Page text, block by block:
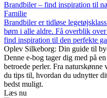
Brandbiler – find inspiration til
Familie
Brandbiler er tidløse
børn i alle aldre. Få overblik
find inspiration til den perfekte
Oplev Silkeborg: Din guide til
Denne e-bog tager dig med på
betroede perler. Fra naturskønne
du tips til, hvordan du udnytter
bedst muligt.
Læs nu